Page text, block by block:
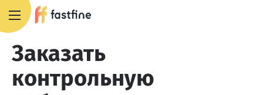
Заказать
контрольную